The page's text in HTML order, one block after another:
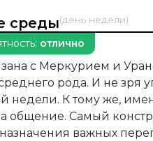
среды(день недели)
отлично
с Меркурием и
рода. И не зря
недели. К тому же,
общение. Самый
важных